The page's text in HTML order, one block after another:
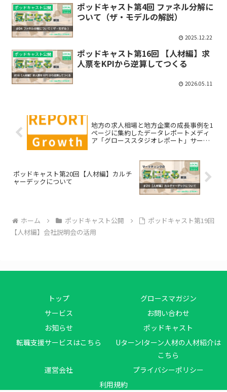
ポッドキャスト公開
ポッドキャスト第4回 ファネル分解に
ついて（ザ・モデルの解説）
2025.12.22
ポッドキャスト公開
ポッドキャスト第16回 【人材編】求
人票をKPIから逆算してつくる
2026.05.11
地方の求人相場と地方企業の成長事例を1
ページに集約したデータレポートメディ
ア「グローススタジオレポート」サービ
ポッドキャスト第20回【人材編】カルチ
ャーデックについて
ホーム ポッドキャスト公開
ポッドキャスト第19回
【人材編】会社説明会の活用
トップ
グロースマガジン
サービス
お問い合わせ
お知らせ
ポッドキャスト
転職支援サービスはこちら
UターンIターン人材の人材紹介は
こちら
運営会社
プライバシーポリシー
利用規約